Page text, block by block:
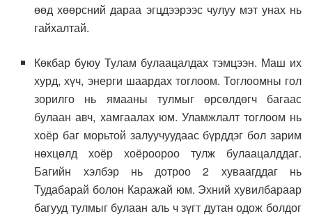
өөд хөөрсний дараа эгцдээрээс чулуу мэт унах нь
гайхалтай.
Көкбар буюу Тулам булаацалдах тэмцээн. Маш их
хурд, хүч, энерги шаардах тоглоом. Тоглоомны гол
зорилго нь ямааны тулмыг өрсөлдөгч багаас
булаан авч, хамгаалах юм. Уламжлалт тоглоом нь
хоёр баг морьтой залуучуудаас бүрддэг бол зарим
нөхцөлд хоёр хоёроороо тулж булаацалддаг.
Багийн хэлбэр нь дотроо 2 хуваагддаг нь
Тудабарай болон Каражай юм. Эхний хувилбараар
багууд тулмыг булаан аль ч зүгт дутан одож болдог